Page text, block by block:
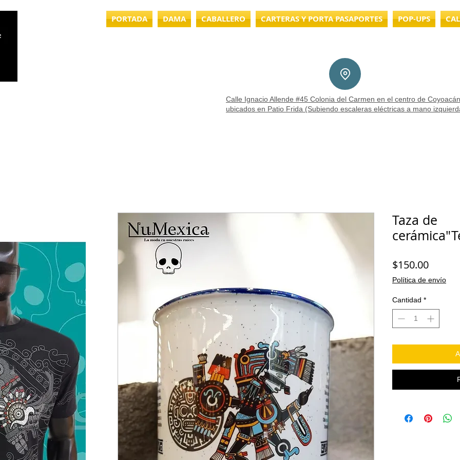
PORTADA DAMA CABALLERO CARTERAS Y PORTA PASAPORTES POP-UPS
Calle Ignacio Allende #45 Colonia del Carmen en el centro de Coyoacán,
ubicados en Patio Frida (Subiendo escaleras eléctricas a mano
Taza de
$150.00Precio
Política de envío
Cantidad *